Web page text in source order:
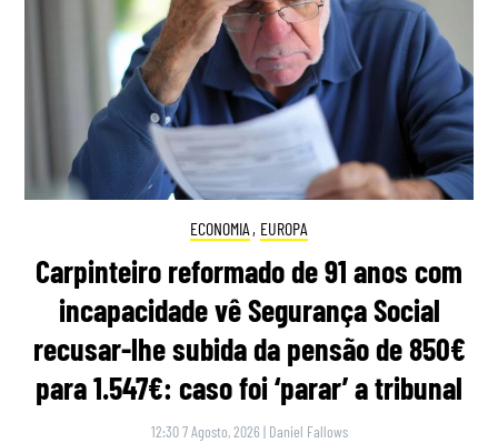
ECONOMIA , EUROPA
Carpinteiro reformado de 91 anos com
incapacidade vê Segurança Social
recusar-lhe subida da pensão de 850€
para 1.547€: caso foi ‘parar’ a tribunal
12:30 7 Agosto, 2026 | Daniel Fallows